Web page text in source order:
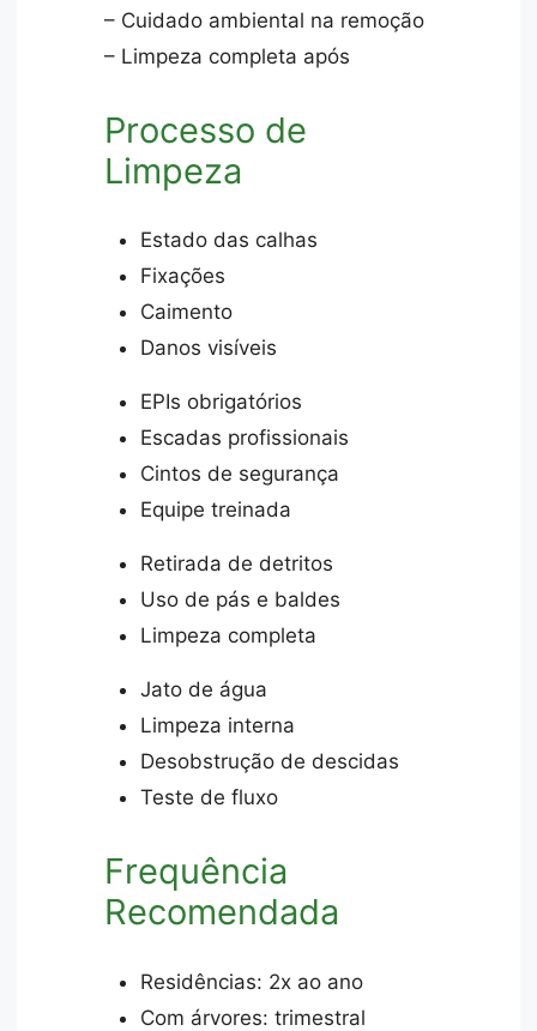
– Cuidado ambiental na remoção
– Limpeza completa após
Processo de
Limpeza
Estado das calhas
Fixações
Caimento
Danos visíveis
EPIs obrigatórios
Escadas profissionais
Cintos de segurança
Equipe treinada
Retirada de detritos
Uso de pás e baldes
Limpeza completa
Jato de água
Limpeza interna
Desobstrução de descidas
Teste de fluxo
Frequência
Recomendada
Residências: 2x ao ano
Com árvores: trimestral